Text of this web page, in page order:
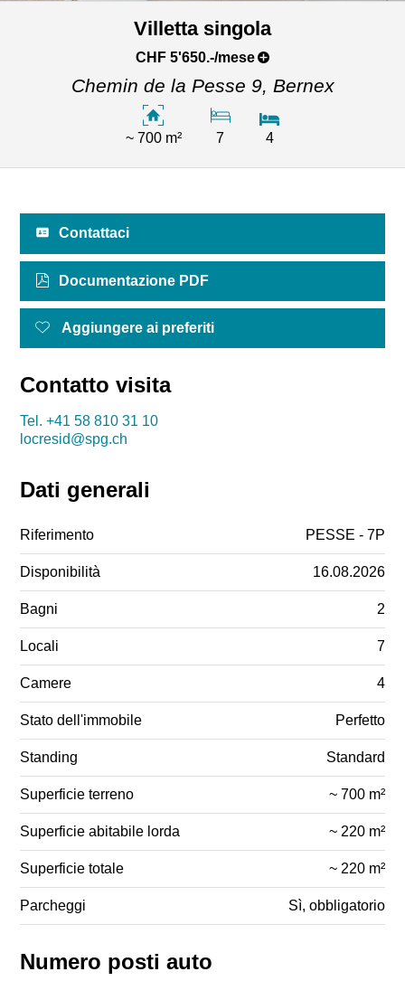
Villetta singola
CHF 5'650.-/mese
Chemin de la Pesse 9, Bernex
~ 700 m² 7 4
Contattaci
Documentazione PDF
Aggiungere ai preferiti
Contatto visita
Tel.+41 58 810 31 10
locresid@spg.ch
Dati generali
Riferimento PESSE - 7P
Disponibilità 16.08.2026
Bagni 2
Locali 7
Camere 4
Stato dell'immobile Perfetto
Standing Standard
Superficie terreno ~ 700 m²
Superficie abitabile lorda ~ 220 m²
Superficie totale ~ 220 m²
Parcheggi Sì, obbligatorio
Numero posti auto